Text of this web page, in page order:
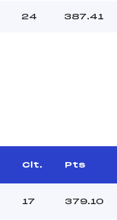
24 387.41
Clt. Pts
17 379.10